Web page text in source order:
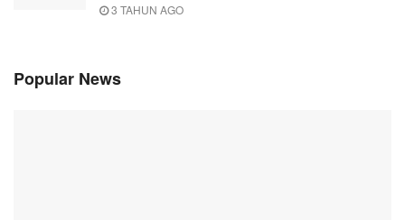
3 TAHUN AGO
Popular News